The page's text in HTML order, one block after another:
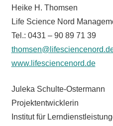
Heike H. Thomsen
Life Science Nord
Tel.: 0431 – 90 89 71 39
www.lifesciencenord.de
Juleka Schulte-Ostermann
Projektentwicklerin
Institut für